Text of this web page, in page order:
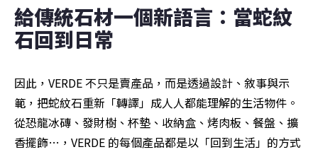
給傳統石材一個新語言：當蛇紋
石回到日常
因此，VERDE 不只是賣產品，而是透過設計、敘事與示
範，把蛇紋石重新「轉譯」成人人都能理解的生活物件。
從恐龍冰磚、發財樹、杯墊、收納盒、烤肉板、餐盤、擴
香擺飾…，VERDE 的每個產品都是以「回到生活」的方式